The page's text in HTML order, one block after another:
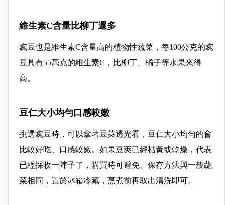
維生素C含量比柳丁還多
豌豆也是維生素C含量高的植物性蔬菜，每100公克的豌
豆具有55毫克的維生素C，比柳丁、橘子等水果來得
高。
豆仁大小均勻口感較嫩
挑選豌豆時，可以拿著豆莢透光看，豆仁大小均勻的會
比較好吃、口感較嫩。如果豆莢已經枯黃或乾燥，代表
已經採收一陣子了，購買時可避免。保存方法與一般蔬
菜相同，置於冰箱冷藏，烹煮前再取出清洗即可。